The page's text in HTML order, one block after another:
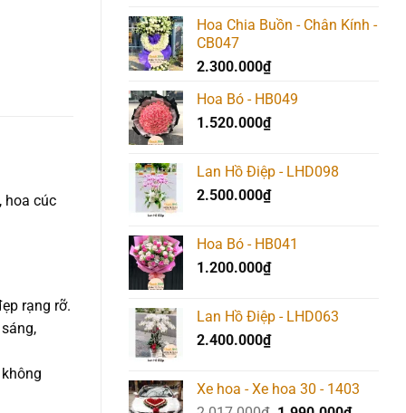
Hoa Chia Buồn - Chân Kính -
CB047
2.300.000₫
Hoa Bó - HB049
1.520.000₫
Lan Hồ Điệp - LHD098
2.500.000₫
Hoa Bó - HB041
1.200.000₫
Lan Hồ Điệp - LHD063
2.400.000₫
Xe hoa - Xe hoa 30 - 1403
hoa cúc
rạng rỡ.